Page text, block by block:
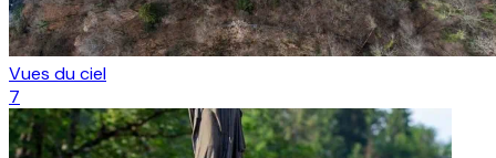
Vues du ciel
7